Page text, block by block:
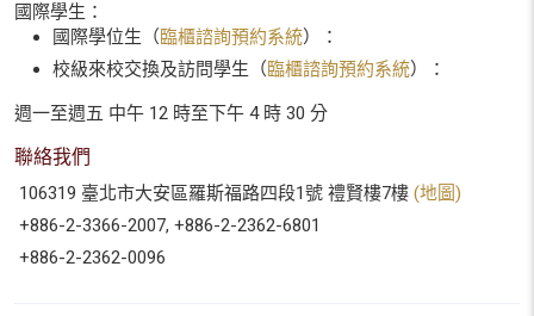
國際學生：
國際學位生（臨櫃諮詢預約系統）：
校級來校交換及訪問學生（臨櫃諮詢預約系統）：
週一至週五 中午 12 時至下午 4 時 30 分
聯絡我們
106319 臺北市大安區羅斯福路四段1號 禮賢樓7樓 (地圖)
+886-2-3366-2007, +886-2-2362-6801
+886-2-2362-0096